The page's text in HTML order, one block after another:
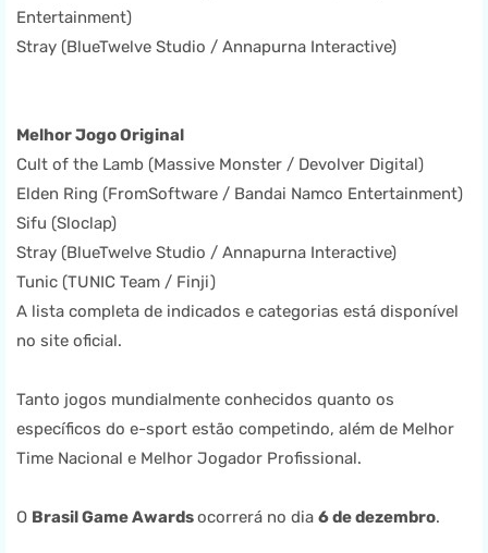
Entertainment)
Stray (BlueTwelve Studio / Annapurna Interactive)
Melhor Jogo Original
Cult of the Lamb (Massive Monster / Devolver Digital)
Elden Ring (FromSoftware / Bandai Namco Entertainment)
Sifu (Sloclap)
Stray (BlueTwelve Studio / Annapurna Interactive)
Tunic (TUNIC Team / Finji)
A lista completa de indicados e categorias está disponível
no site oficial.
Tanto jogos mundialmente conhecidos quanto os
específicos do e-sport estão competindo, além de Melhor
Time Nacional e Melhor Jogador Profissional.
O Brasil Game Awardsocorrerá no dia 6 de dezembro.